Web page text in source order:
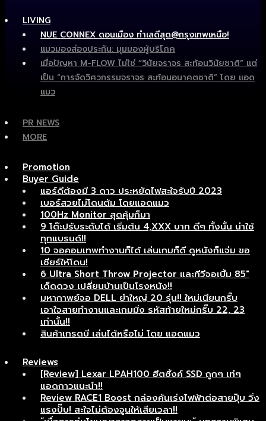
LIVING
NUE CONNEX ดอนเมือง ทำเลดีสุด@กรุงเทพเหนือ!
แมวมองส่องประกัน: มุมมองผู้บริโภค
เมื่อปัญหา M-FLOW ไม่ใช่ “วินัยจราจร สะท้อนวินัยชาติ” แต่
เป็น “การจัดวิศวกรรมจราจร สะท้อนอนาคตชาติ” โดย แอด
แมว
PR NEWS
MORE
Promotion
Buyer Guide
แอร์ดีต้องมี 3 ดาว ประหยัดไฟสะใจรับปี 2023
เบอร์สวยไม่โดนต้ม โดยแอดแมว
100Hz Monitor สุดคุ้มก็มา
9 โต๊ะปรับระดับได้ เริ่มต้น 4,XXX บาท ดีๆ ทั้งนั้น น่าใช้
ทุกแบรนด์!!
10 จอคอมเทพทำงานก็ได้ เล่นเกมก็ดี ดูหนังก็แจ่ม ขอ
เชียร์ให้โดน!
6 Ultra Short Throw Projector และทีวีจอเบิ้ม 85″
เด็ดดวง เปลี่ยนบ้านเป็นโรงหนัง!!
มหากาพย์จอ DELL ยำใหญ่ 20 รุ่น!! ใหม่เนียนกริ๊บ
เอาใจสายทำงานและเกมมิ่ง รหัสท้ายใหม่กริ๊บ 22, 23
เท่านั้น!!
สินค้าเกรดบี เล่นได้หรือไม่ โดย แอดแมว
Reviews
[Review] Lexar LPAH100 ฮีตซิ้งค์ SSD ถูกๆ เท่ๆ
แอดกาวแนะนำ!!
Review RACE1 Boost กล่องคันเร่งไฟฟ้าต่อสายปุ๊บ วิ่ง
แรงปั๊บ! สะใจไม่ต้องจูนให้เสียเวลา!!